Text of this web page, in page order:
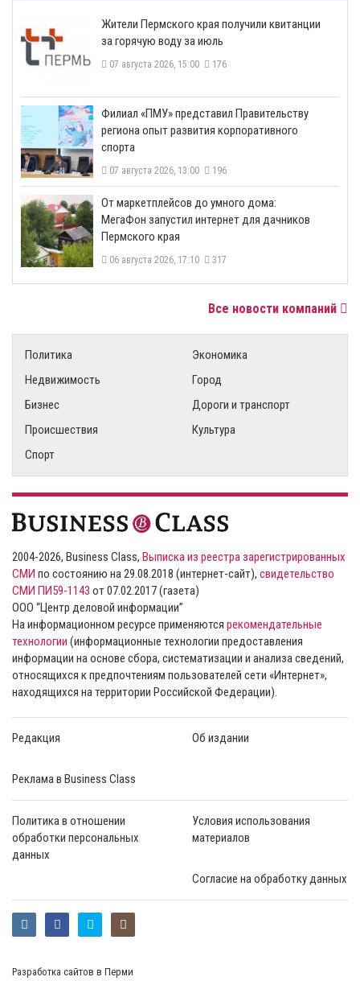
​Жители Пермского края получили квитанции
за горячую воду за июль
07 августа 2026, 15:00 176
​Филиал «ПМУ» представил Правительству
региона опыт развития корпоративного
спорта
07 августа 2026, 13:00 196
От маркетплейсов до умного дома:
МегаФон запустил интернет для дачников
Пермского края
06 августа 2026, 17:10 317
Все новости компаний
Политика
Экономика
Недвижимость
Город
Бизнес
Дороги и транспорт
Происшествия
Культура
Спорт
2004-2026, Business Class, Выписка из реестра зарегистрированных
СМИ по состоянию на 29.08.2018 (интернет-сайт), свидетельство
СМИ ПИ59-1143 от 07.02.2017 (газета)
ООО “Центр деловой информации”
На информационном ресурсе применяются рекомендательные
технологии (информационные технологии предоставления
информации на основе сбора, систематизации и анализа сведений,
относящихся к предпочтениям пользователей сети «Интернет»,
находящихся на территории Российской Федерации).
Редакция Об издании
Реклама в Business Class
Политика в отношении
обработки персональных
данных
Условия использования
материалов
Согласие на обработку данных
Разработка сайтов в Перми